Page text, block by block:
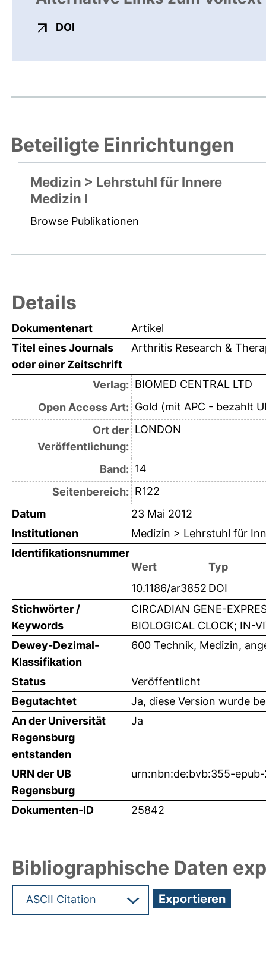
DOI
Beteiligte Einrichtungen
Medizin > Lehrstuhl für Innere
Medizin I
Browse Publikationen
Details
Dokumentenart
Artikel
Titel eines Journals
oder einer Zeitschrift
Arthritis Research &
Verlag: BIOMED CENTRAL LTD
Open Access Art: Gold (mit APC - bezahlt
Ort der
Veröffentlichung:
LONDON
Band: 14
Seitenbereich: R122
Datum
23 Mai 2012
Institutionen
Medizin > Lehrstuhl für
Identifikationsnummer
Wert
Typ
10.1186/ar3852 DOI
Stichwörter /
Keywords
CIRCADIAN GENE-
BIOLOGICAL CLOCK; IN-
Dewey-Dezimal-
Klassifikation
600 Technik, Medizin,
Status
Veröffentlicht
Begutachtet
Ja, diese Version wurde
An der Universität
Regensburg
entstanden
Ja
URN der UB
Regensburg
urn:nbn:de:bvb:355-
Dokumenten-ID 25842
Bibliographische Daten